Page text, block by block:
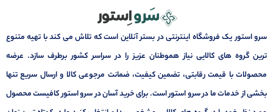
سرو استور یک فروشگاه اینترنتی در بستر آنلاین است که تلاش می کند با تهیه متنوع
ترین گروه های کالایی نیاز هموطنان عزیز را در سراسر کشور برطرف سازد. عرضه
محصولات با قیمت رقابتی، تضمین کیفیت، ضمانت مرجوعی کالا و ارسال سریع تنها
بخشی از خدمات ما در سرو استور است. برای خرید آسان در سرو استور کافیست محصول